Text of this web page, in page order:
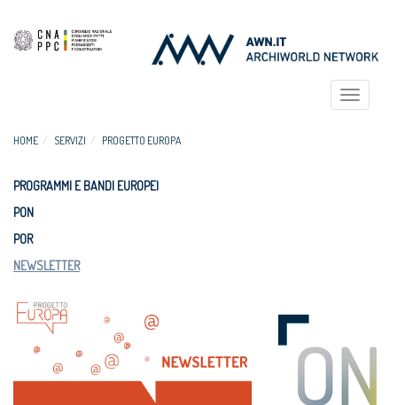
Toggle
HOME SERVIZI PROGETTO EUROPA
PROGRAMMI E BANDI EUROPEI
PON
POR
NEWSLETTER